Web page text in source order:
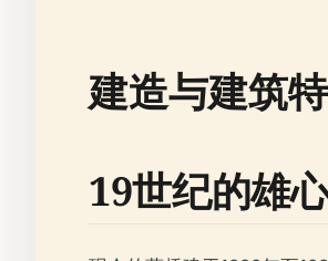
建造与建筑
19世纪的雄